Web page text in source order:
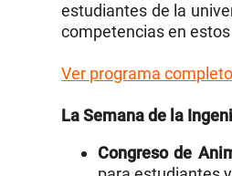
estudiantes de la
competencias en
Ver programa
La Semana de la
Congreso de